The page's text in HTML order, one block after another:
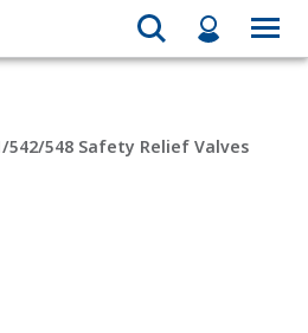
542/548 Safety Relief Valves